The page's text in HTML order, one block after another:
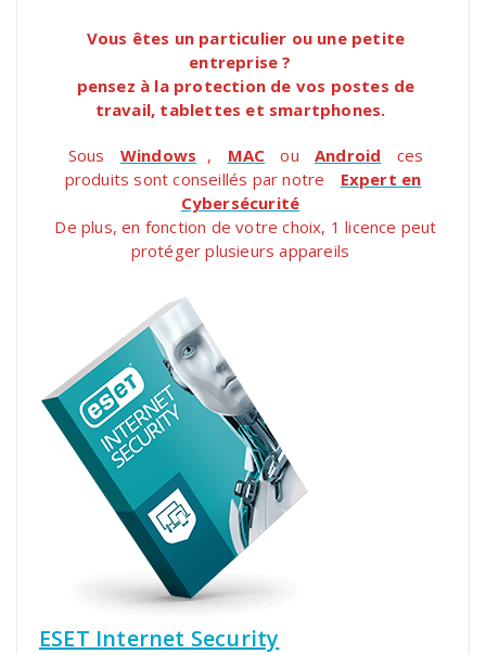
Vous êtes un particulier ou une petite
entreprise ?
pensez à la protection de vos postes de
travail, tablettes et smartphones.
Sous Windows , MAC ou Android
ces
produits sont conseillés par notre
Expert en
Cybersécurité
De plus, en fonction de votre choix, 1 licence peut
protéger plusieurs appareils
ESET Internet Security